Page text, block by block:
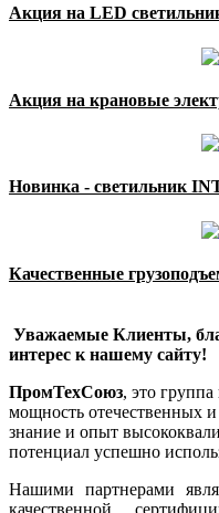
Акция на LED
Акция на крановые
Новинка - светильник
Качественные
Уважаемые Клиенты,
интерес к нашему сайту!
ПромТехСоюз, это
мощность отечественных
знание и опыт
потенциал успешно
Нашими партнерами